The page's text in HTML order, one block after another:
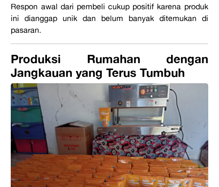
Respon awal dari pembeli cukup positif karena produk
ini dianggap unik dan belum banyak ditemukan di
pasaran.
Produksi Rumahan dengan
Jangkauan yang Terus Tumbuh